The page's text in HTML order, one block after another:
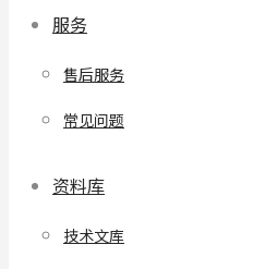
服务
售后服务
常见问题
资料库
技术文库